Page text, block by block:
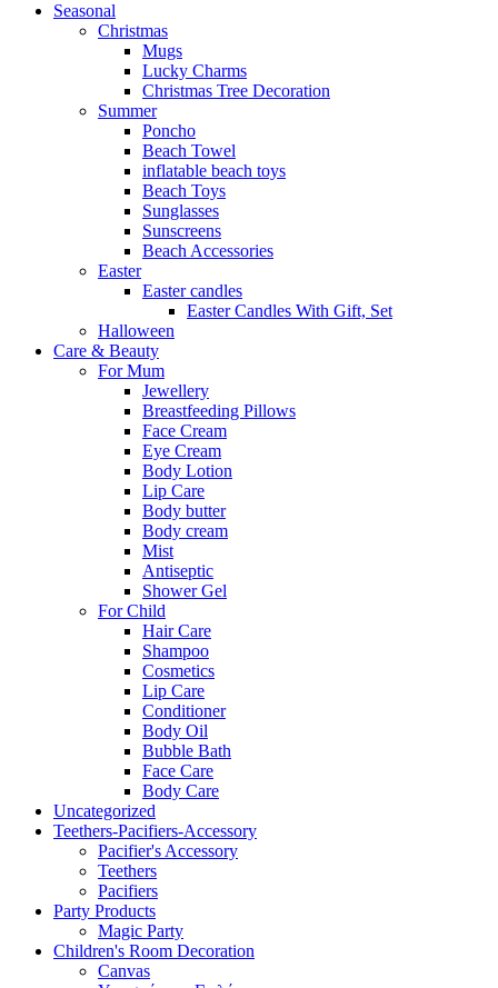
Seasonal
Christmas
Mugs
Lucky Charms
Christmas Tree Decoration
Summer
Poncho
Beach Towel
inflatable beach toys
Beach Toys
Sunglasses
Sunscreens
Beach Accessories
Easter
Easter candles
Easter Candles With Gift, Set
Halloween
Care & Beauty
For Mum
Jewellery
Breastfeeding Pillows
Face Cream
Eye Cream
Body Lotion
Lip Care
Body butter
Body cream
Mist
Αntiseptic
Shower Gel
For Child
Hair Care
Shampoo
Cosmetics
Lip Care
Conditioner
Body Oil
Bubble Bath
Face Care
Body Care
Uncategorized
Teethers-Pacifiers-Accessory
Pacifier's Accessory
Teethers
Pacifiers
Party Products
Magic Party
Children's Room Decoration
Canvas